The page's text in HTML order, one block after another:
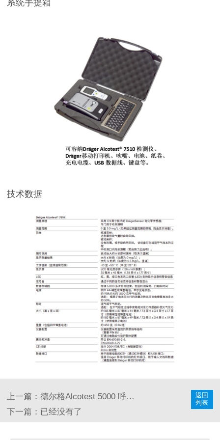
系统手提箱
技术数据
上一篇：德尔格Alcotest 5000 呼气式酒精测试仪 使用说明
返回
列表
下一篇：已经没有了